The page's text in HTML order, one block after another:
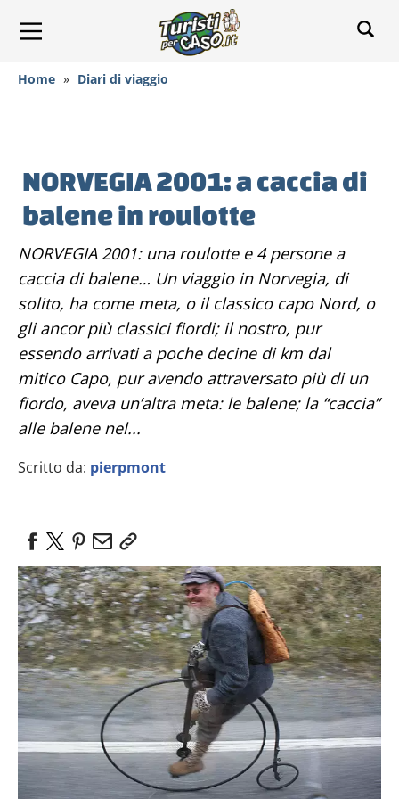
Home » Diari di viaggio
NORVEGIA 2001: a caccia di
balene in roulotte
NORVEGIA 2001: una roulotte e 4 persone a
caccia di balene… Un viaggio in Norvegia, di
solito, ha come meta, o il classico capo Nord, o
gli ancor più classici fiordi; il nostro, pur
essendo arrivati a poche decine di km dal
mitico Capo, pur avendo attraversato più di un
fiordo, aveva un’altra meta: le balene; la “caccia”
alle balene nel...
Scritto da: pierpmont